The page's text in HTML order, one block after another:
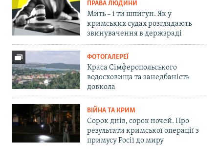
ПРАВА ЛЮДИНИ
Мить – і ти шпигун. Як у
кримських судах розглядають
звинувачення в держзраді
ФОТОГАЛЕРЕЇ
Краса Сімферопольського
водосховища та занедбаність
довкола
ВІЙНА ТА КРИМ
Сорок днів, сорок ночей. Про
результати кримської операції з
примусу Росії до миру